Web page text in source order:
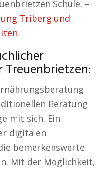
Schule. –
Triberg und
Treuenbrietzen:
Beratung
mit sich. Ein
digitalen
bemerkenswerte
Mit der Möglichkeit,